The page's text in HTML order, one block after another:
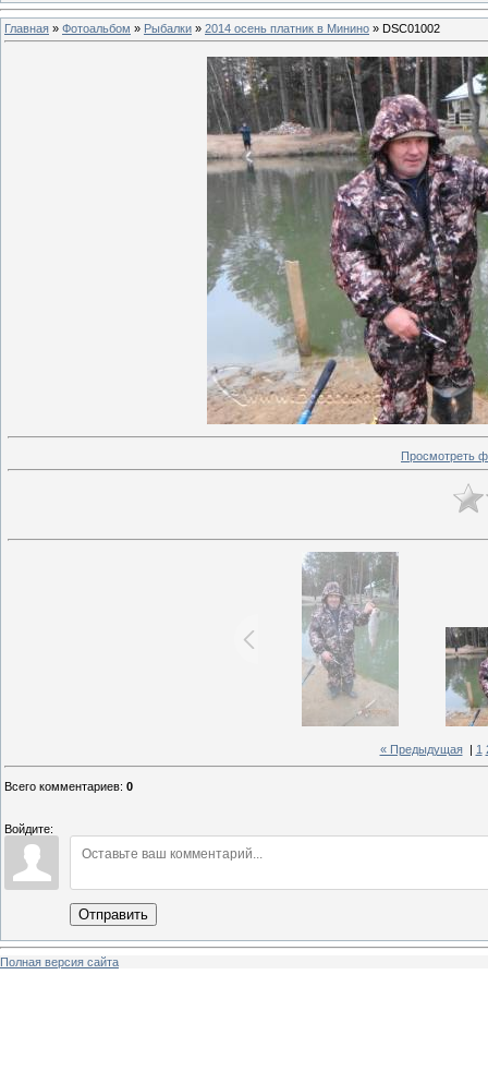
Главная » Фотоальбом » Рыбалки » 2014 осень платник в Минино » DSC01002
Просмотреть
« Предыдущая| 1
Всего комментариев: 0
Войдите:
Отправить
Полная версия сайта